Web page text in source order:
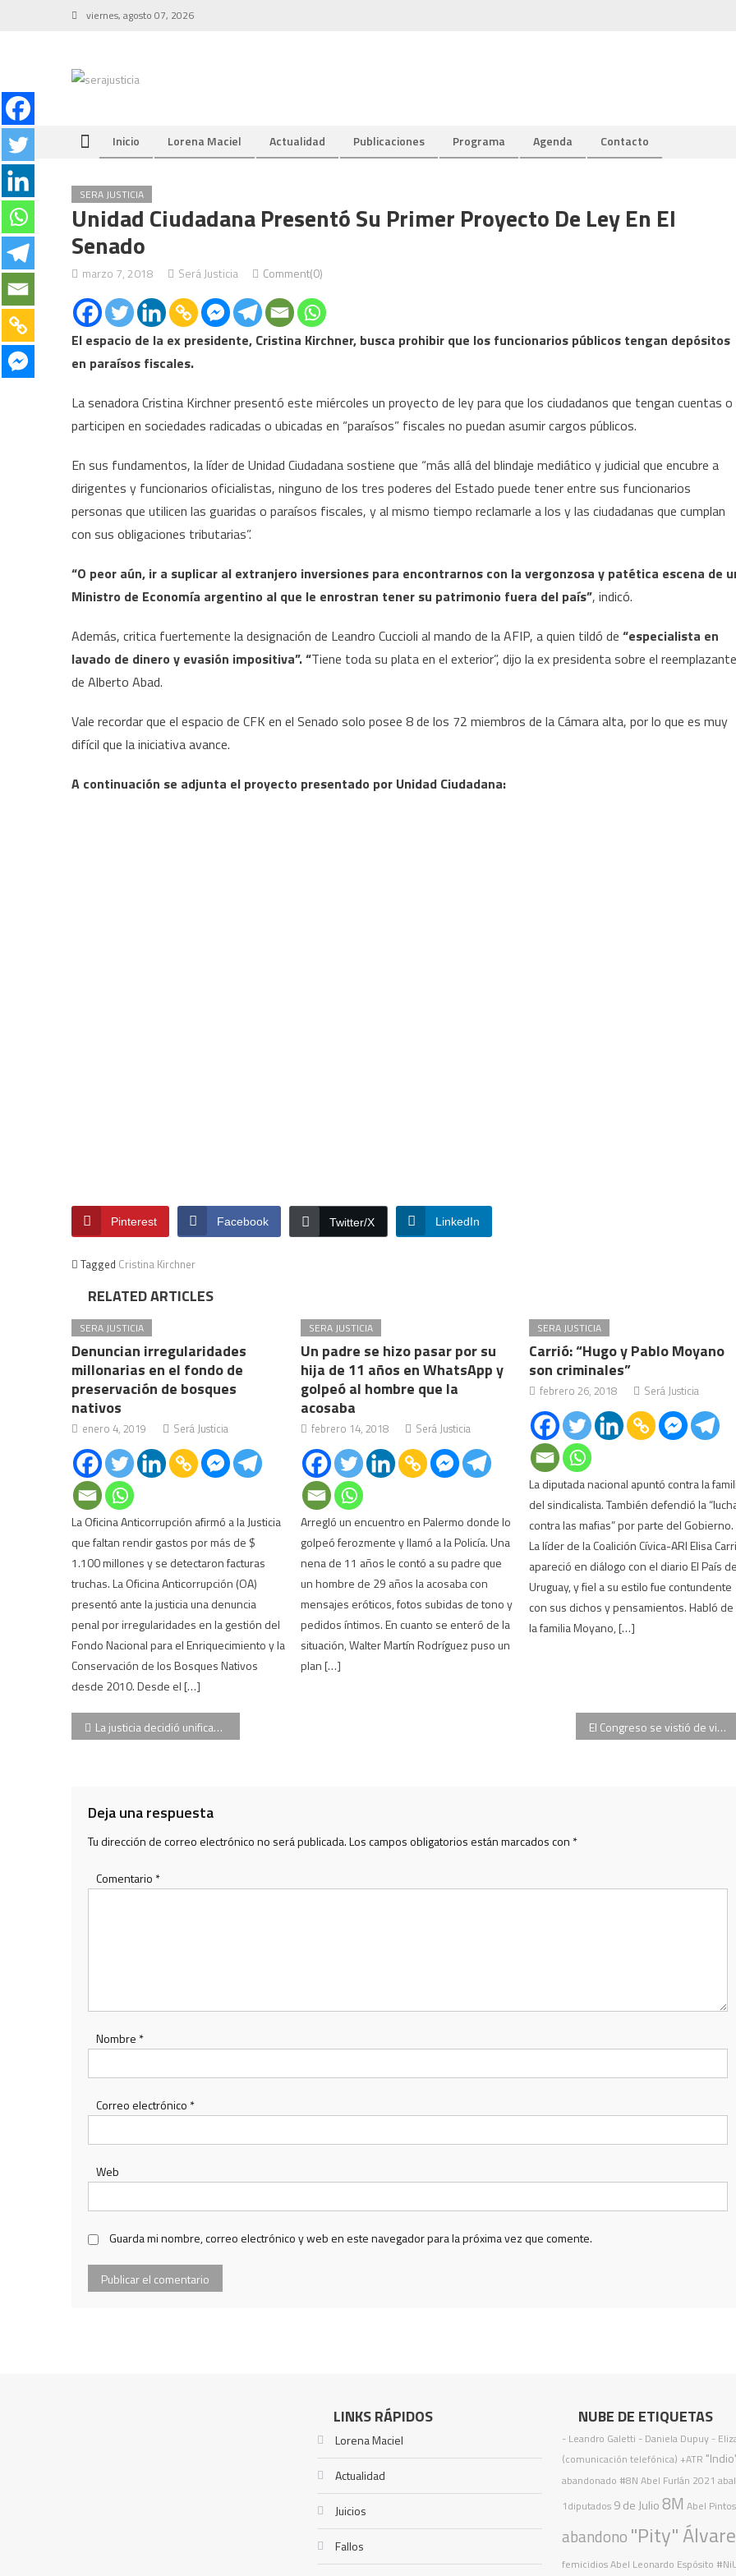
viernes, agosto 07, 2026
Inicio Lorena Maciel Actualidad Publicaciones Programa Agenda Contacto
SERA JUSTICIA
Unidad Ciudadana Presentó Su Primer Proyecto De Ley En El
Senado
marzo 7, 2018 Será Justicia Comment(0)
El espacio de la ex presidente, Cristina Kirchner, busca prohibir que los funcionarios públicos tengan depósitos
en paraísos fiscales.
La senadora Cristina Kirchner presentó este miércoles un proyecto de ley para que los ciudadanos que tengan cuentas o
participen en sociedades radicadas o ubicadas en “paraísos” fiscales no puedan asumir cargos públicos.
En sus fundamentos, la líder de Unidad Ciudadana sostiene que “más allá del blindaje mediático y judicial que encubre a
dirigentes y funcionarios oficialistas, ninguno de los tres poderes del Estado puede tener entre sus funcionarios
personas que utilicen las guaridas o paraísos fiscales, y al mismo tiempo reclamarle a los y las ciudadanas que cumplan
con sus obligaciones tributarias”.
“O peor aún, ir a suplicar al extranjero inversiones para encontrarnos con la vergonzosa y patética escena de
Ministro de Economía argentino al que le enrostran tener su patrimonio fuera del país”, indicó.
Además, critica fuertemente la designación de Leandro Cuccioli al mando de la AFIP, a quien tildó de “especialista en
lavado de dinero y evasión impositiva”. “Tiene toda su plata en el exterior”, dijo la ex presidenta sobre el reemplazante
de Alberto Abad.
Vale recordar que el espacio de CFK en el Senado solo posee 8 de los 72 miembros de la Cámara alta, por lo que es muy
difícil que la iniciativa avance.
A continuación se adjunta el proyecto presentado por Unidad Ciudadana:
Pinterest Facebook Twitter/X LinkedIn
Tagged Cristina Kirchner
RELATED ARTICLES
SERA JUSTICIA
Denuncian irregularidades
millonarias en el fondo de
preservación de bosques
nativos
enero 4, 2019 Será Justicia
La Oficina Anticorrupción afirmó a la Justicia
que faltan rendir gastos por más de $
1.100 millones y se detectaron facturas
truchas. La Oficina Anticorrupción (OA)
presentó ante la justicia una denuncia
penal por irregularidades en la gestión del
Fondo Nacional para el Enriquecimiento y la
Conservación de los Bosques Nativos
desde 2010. Desde el […]
SERA JUSTICIA
Un padre se hizo pasar por su
hija de 11 años en WhatsApp y
golpeó al hombre que la
acosaba
febrero 14, 2018 Será Justicia
Arregló un encuentro en Palermo donde lo
golpeó ferozmente y llamó a la Policía. Una
nena de 11 años le contó a su padre que
un hombre de 29 años la acosaba con
mensajes eróticos, fotos subidas de tono y
pedidos íntimos. En cuanto se enteró de la
situación, Walter Martín Rodríguez puso un
plan […]
SERA JUSTICIA
Carrió: “Hugo y Pablo Moyano
son criminales”
febrero 26, 2018 Será Justicia
La diputada nacional apuntó contra la
del sindicalista. También defendió la
contra las mafias” por parte del Gobierno.
La líder de la Coalición Cívica-ARI Elisa
apareció en diálogo con el diario El País de
Uruguay, y fiel a su estilo fue contundente
con sus dichos y pensamientos. Habló de
la familia Moyano, […]
Navegación
La justicia decidió unificar dos causas contra Cristina Kirchner: Ruta del Dinero K y corrupción en la obra pública El Congreso se vistió de violeta para conmemorar el Día Internacional de la Mujer
Deja una respuesta
Tu dirección de correo electrónico no será publicada.Los campos obligatorios están marcados con *
Comentario *
Nombre *
Correo electrónico *
Web
Guarda mi nombre, correo electrónico y web en este navegador para la próxima vez que comente.
LINKS RÁPIDOS
Lorena Maciel
Actualidad
Juicios
Fallos
NUBE DE ETIQUETAS
- Leandro Galetti - Daniela Dupuy -
(comunicación telefónica) +ATR
abandonado #8N Abel Furlán 2021
1diputados 9 de Julio8M Abel Pintos
abandono "Pity"
femicidiosAbel Leonardo Espósito